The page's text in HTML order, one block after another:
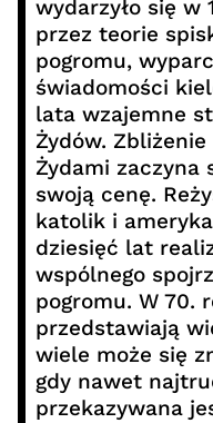
wydarzyło się w
przez teorie
pogromu,
świadomości
lata wzajemne
Żydów.
Żydami zaczyna
swoją cenę.
katolik i
dziesięć lat
wspólnego
pogromu. W 70.
przedstawiają
wiele może się
gdy nawet
przekazywana